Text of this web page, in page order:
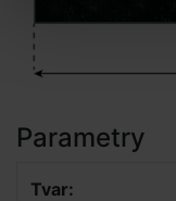
Parametry
Tvar: